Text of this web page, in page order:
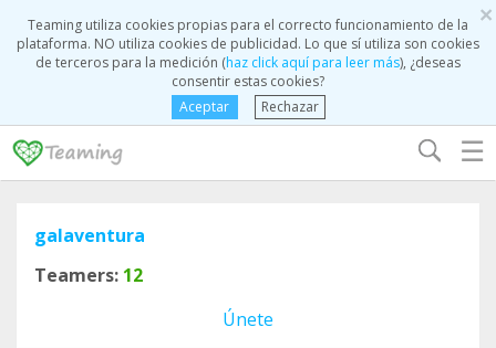
×
Teaming utiliza cookies propias para el correcto funcionamiento de la
plataforma. NO utiliza cookies de publicidad. Lo que sí utiliza son cookies
de terceros para la medición (haz click aquí para leer más), ¿deseas
consentir estas cookies?
Aceptar
Rechazar
☰
galaventura
Teamers: 12
Únete